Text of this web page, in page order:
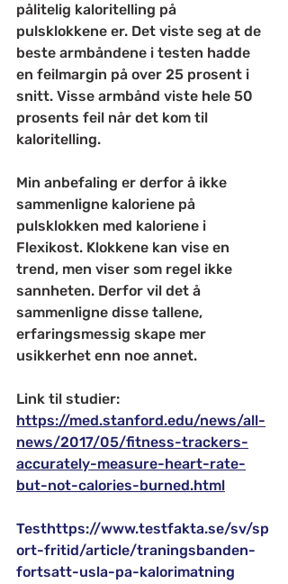
pålitelig kaloritelling på
pulsklokkene er. Det viste seg at de
beste armbåndene i testen hadde
en feilmargin på over 25 prosent i
snitt. Visse armbånd viste hele 50
prosents feil når det kom til
kaloritelling.
Min anbefaling er derfor å ikke
sammenligne kaloriene på
pulsklokken med kaloriene i
Flexikost. Klokkene kan vise en
trend, men viser som regel ikke
sannheten. Derfor vil det å
sammenligne disse tallene,
erfaringsmessig skape mer
usikkerhet enn noe annet.
Link til studier:
https://med.stanford.edu/news/all-
news/2017/05/fitness-trackers-
accurately-measure-heart-rate-
but-not-calories-burned.html
Testhttps://www.testfakta.se/sv/sp
ort-fritid/article/traningsbanden-
fortsatt-usla-pa-kalorimatning